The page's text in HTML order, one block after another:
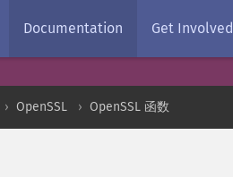
Documentation Get Involved
OpenSSL OpenSSL 函数